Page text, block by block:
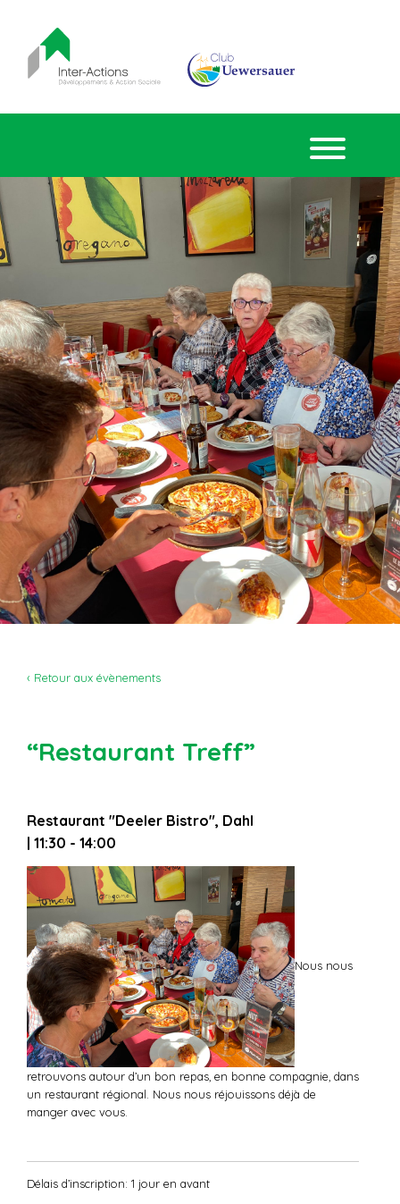
‹ Retour aux évènements
“Restaurant Treff”
Restaurant "Deeler Bistro", Dahl
| 11:30 - 14:00
Nous nous
retrouvons autour d’un bon repas, en bonne compagnie, dans
un restaurant régional. Nous nous réjouissons déjà de
manger avec vous.
Délais d’inscription: 1 jour en avant